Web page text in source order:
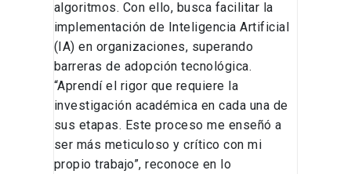
algoritmos. Con ello, busca facilitar la
implementación de Inteligencia Artificial
(IA) en organizaciones, superando
barreras de adopción tecnológica.
“Aprendí el rigor que requiere la
investigación académica en cada una de
sus etapas. Este proceso me enseñó a
ser más meticuloso y crítico con mi
propio trabajo”, reconoce en lo